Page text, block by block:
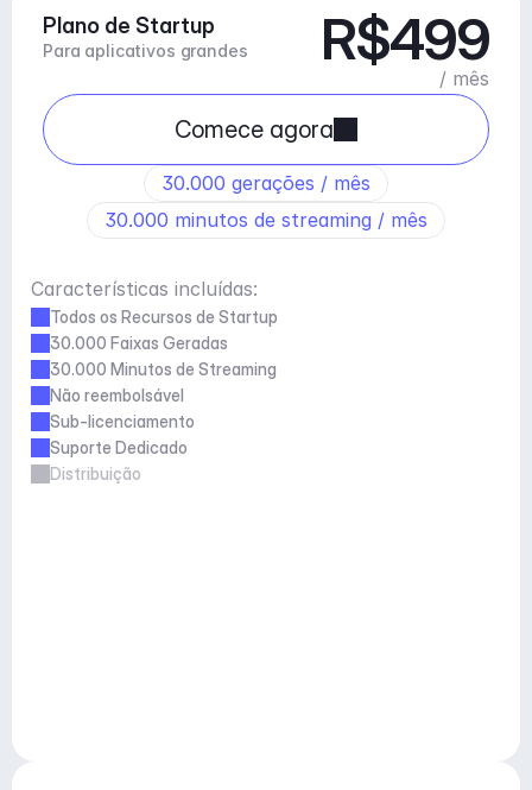
Plano de Startup
Para aplicativos grandes R$499
/ mês
Comece agora
30.000 gerações / mês
30.000 minutos de streaming / mês
Características incluídas:
Todos os Recursos de Startup
30.000 Faixas Geradas
30.000 Minutos de Streaming
Não reembolsável
Sub-licenciamento
Suporte Dedicado
Distribuição